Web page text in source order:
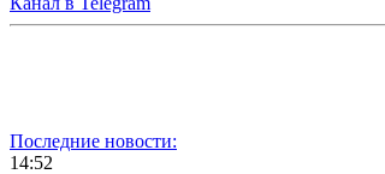
Последние новости:
14:52